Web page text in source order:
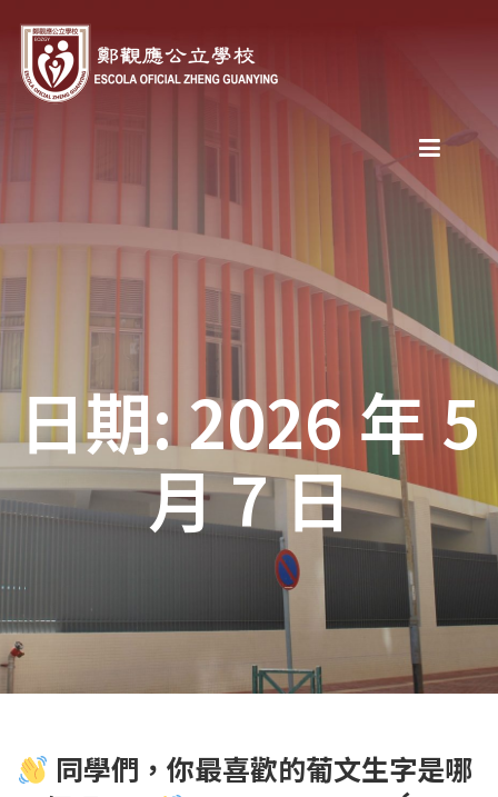
日期: 2026 年 5
月 7 日
同學們，你最喜歡的葡文生字是哪